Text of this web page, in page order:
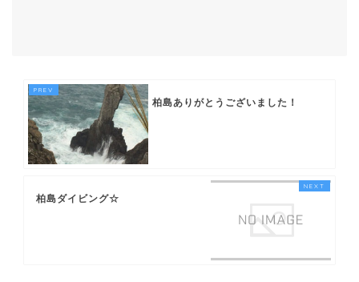
柏島ありがとうございました！
柏島ダイビング☆